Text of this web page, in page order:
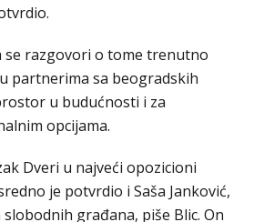
se razgovori o tome trenutno
partnerima sa beogradskih
u budućnosti i za
opcijama.
Dveri u najveći opozicioni
je potvrdio i Saša Janković,
građana, piše Blic. On